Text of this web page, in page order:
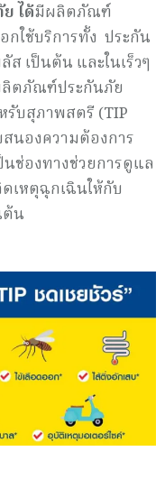
ได้มีผลิตภัณฑ์
กใช้บริการทั้ง ประกัน
เป็นต้น และในเร็วๆ
ตภัณฑ์ประกันภัย
รับสุภาพสตรี (TIP
นองความต้องการ
ช่องทางช่วยการดูแล
เหตุฉุกเฉินให้กับ
ต้น